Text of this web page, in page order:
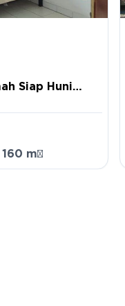
Siap Huni
Bandung
160 m²